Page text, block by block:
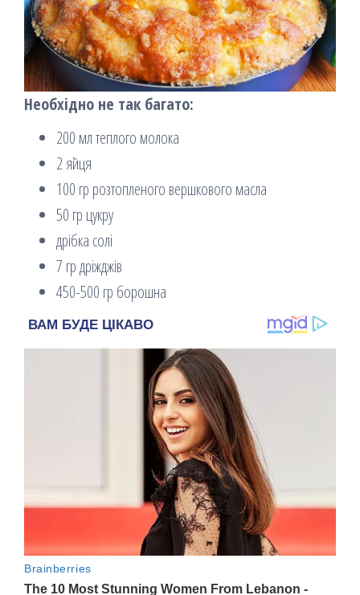
Необхідно не так багато:
200 мл теплого молока
2 яйця
100 гр розтопленого вершкового масла
50 гр цукру
дрібка солі
7 гр дріжджів
450-500 гр борошна